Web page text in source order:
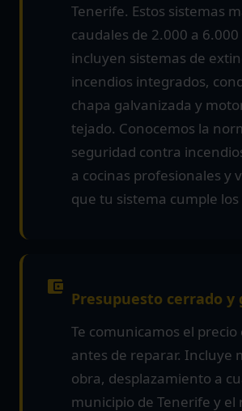
Tenerife. Estos sistemas
caudales de 2.000 a 6.000
incluyen sistemas de
incendios integrados,
chapa galvanizada y
tejado. Conocemos la
seguridad contra
a cocinas profesionales y
que tu sistema cumple
Presupuesto cerrado y
Te comunicamos el precio
antes de reparar. Incluye
obra, desplazamiento a
municipio de Tenerife y el